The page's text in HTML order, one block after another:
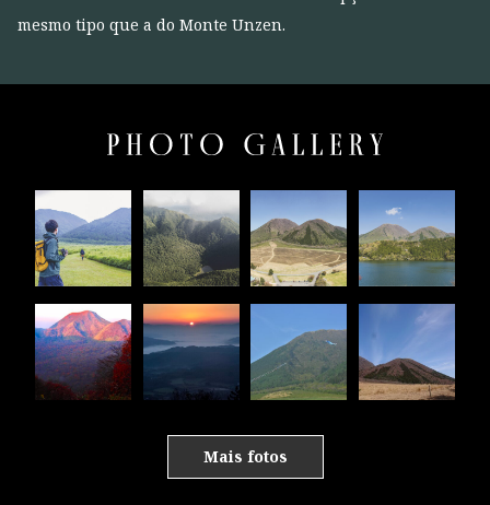
mesmo tipo que a do Monte Unzen.
Mais fotos